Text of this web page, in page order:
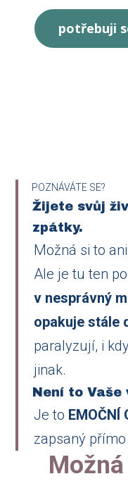
potřebuji
POZNÁVÁTE SE?
Žijete svůj
zpátky.
Možná si to
Ale je tu ten
v nesprávný
opakuje stále
paralyzují, i
jinak.
Není to
Je to EMOČNÍ
zapsaný
Možná